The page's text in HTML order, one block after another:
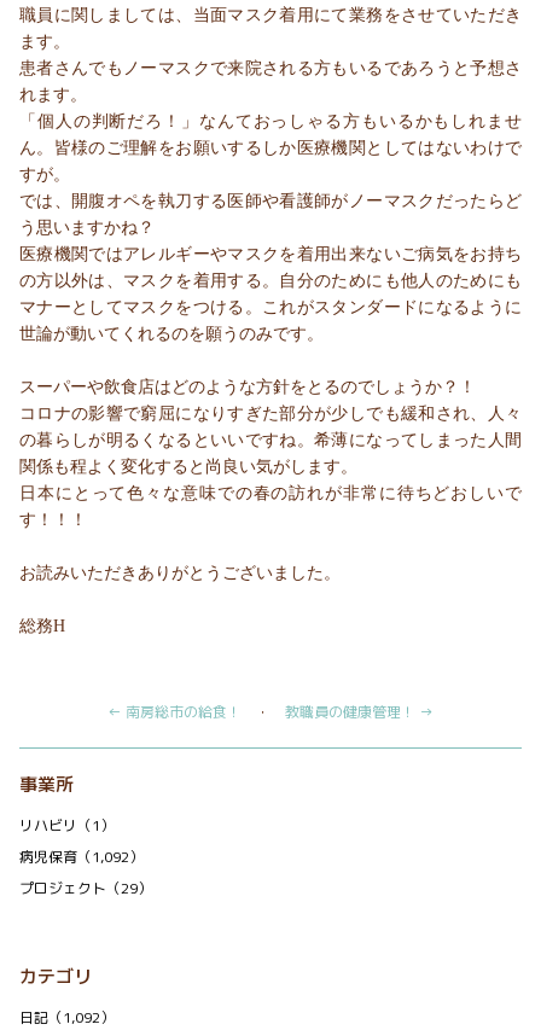
職員に関しましては、当面マスク着用にて業務をさせていただき
ます。
患者さんでもノーマスクで来院される方もいるであろうと予想さ
れます。
「個人の判断だろ！」なんておっしゃる方もいるかもしれませ
ん。皆様のご理解をお願いするしか医療機関としてはないわけで
すが。
では、開腹オペを執刀する医師や看護師がノーマスクだったらど
う思いますかね？
医療機関ではアレルギーやマスクを着用出来ないご病気をお持ち
の方以外は、マスクを着用する。自分のためにも他人のためにも
マナーとしてマスクをつける。これがスタンダードになるように
世論が動いてくれるのを願うのみです。
スーパーや飲食店はどのような方針をとるのでしょうか？！
コロナの影響で窮屈になりすぎた部分が少しでも緩和され、人々
の暮らしが明るくなるといいですね。希薄になってしまった人間
関係も程よく変化すると尚良い気がします。
日本にとって色々な意味での春の訪れが非常に待ちどおしいで
す！！！
お読みいただきありがとうございました。
総務H
← 南房総市の給食！ ・ 教職員の健康管理！ →
事業所
リハビリ（1）
病児保育（1,092）
プロジェクト（29）
カテゴリ
日記（1,092）